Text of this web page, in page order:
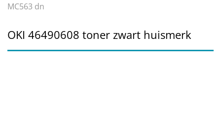
MC563 dn
OKI 46490608 toner zwart huismerk